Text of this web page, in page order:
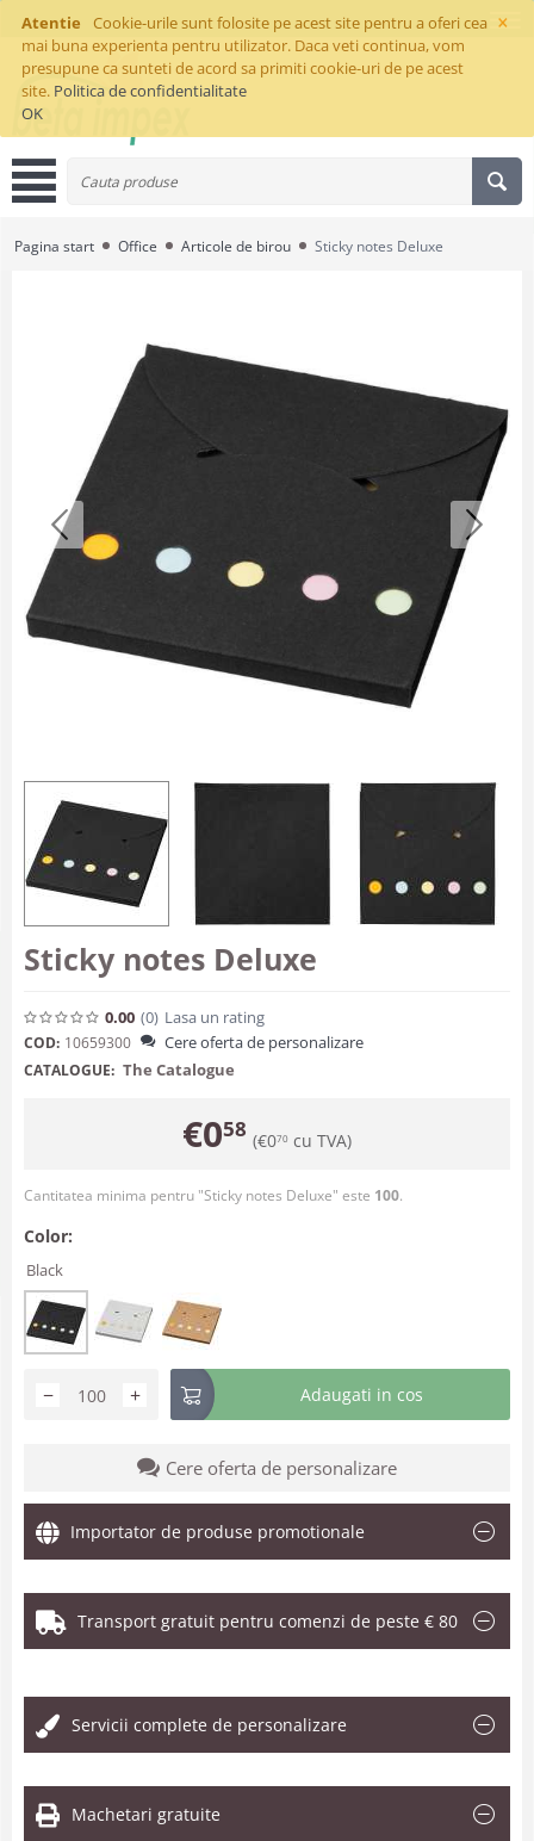
×
Atentie
Cookie-urile sunt folosite pe acest site pentru a oferi cea
mai buna experienta pentru utilizator. Daca veti continua, vom
presupune ca sunteti de acord sa primiti cookie-uri de pe acest
site. Politica de confidentialitate
OK
Pagina start Office Articole de birou Sticky notes Deluxe
Sticky notes Deluxe
0.00 (0) Lasa un rating
COD: 10659300 Cere oferta de personalizare
CATALOGUE: The Catalogue
€058 (€070 cu TVA)
Cantitatea minima pentru "Sticky notes Deluxe" este 100.
Color:
Black
+
− Adaugati in cos
Cere oferta de personalizare
Importator de produse promotionale
Transport gratuit pentru comenzi de peste € 80
Servicii complete de personalizare
Machetari gratuite